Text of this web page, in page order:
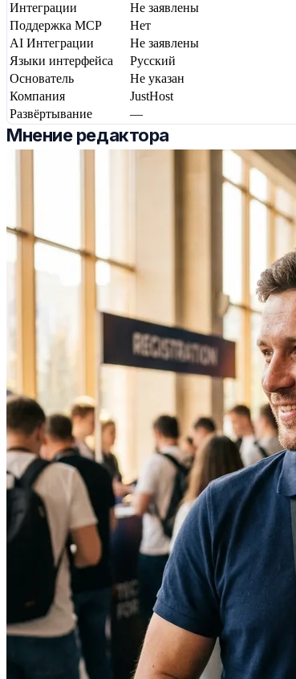
Интеграции
Не заявлены
Поддержка MCP
Нет
AI Интеграции
Не заявлены
Языки интерфейса
Русский
Основатель
Не указан
Компания
JustHost
Развёртывание
—
Мнение редактора